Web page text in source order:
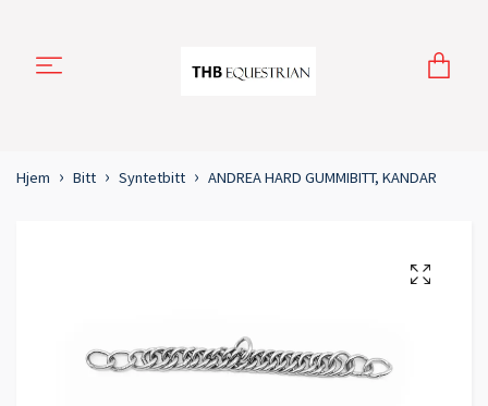
Hjem Bitt Syntetbitt ANDREA HARD GUMMIBITT, KANDAR